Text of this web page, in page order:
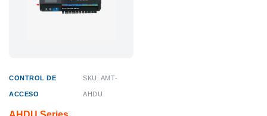
CONTROL DE
ACCESO
SKU: AMT-
AHDU